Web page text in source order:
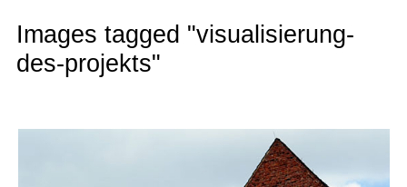
Images tagged "visualisierung-
des-projekts"